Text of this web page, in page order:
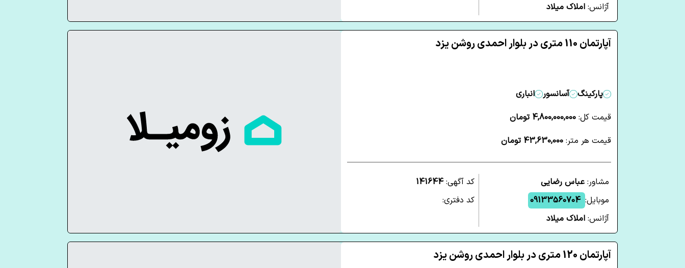
آژانس: املاک میلاد
آپارتمان 110 متری در بلوار احمدی روشن یزد
پارکینگ آسانسور
انباری
قیمت کل: 4,800,000,000 تومان
قیمت هر متر: 43,630,000 تومان
مشاور: عباس رضایی
موبایل: 09133560704
آژانس: املاک میلاد
کد آگهی: 141644
کد دفتری:
آپارتمان 120 متری در بلوار احمدی روشن یزد